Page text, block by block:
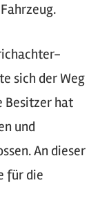
sich der Weg
Besitzer hat
und
An dieser
für die